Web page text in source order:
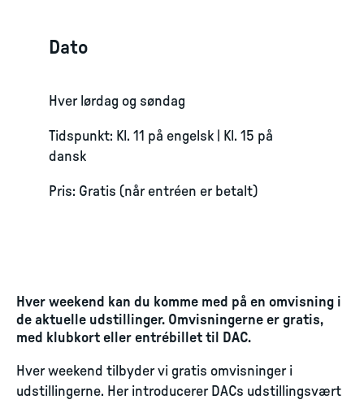
Dato
Hver lørdag og søndag
Tidspunkt: Kl. 11 på engelsk | Kl. 15 på
dansk
Pris: Gratis (når entréen er betalt)
Hver weekend kan du komme med på en omvisning i
de aktuelle udstillinger. Omvisningerne er gratis,
med klubkort eller entrébillet til DAC.
Hver weekend tilbyder vi gratis omvisninger i
udstillingerne. Her introducerer DACs udstillingsvært